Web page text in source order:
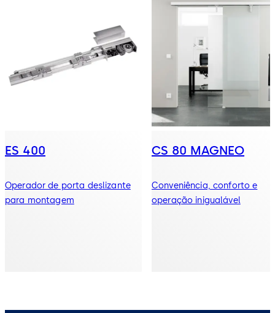
ES 400
Operador de porta deslizante
para montagem
CS 80 MAGNEO
Conveniência, conforto e
operação inigualável